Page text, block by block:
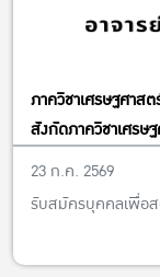
ภาควิชาเศรษฐศาส
สังกัดภาควิชาเศรษ
13 พฤศจิกายน พ.ศ.
23 ก.ค. 2569
รับสมัครบุคคลเพื่อ